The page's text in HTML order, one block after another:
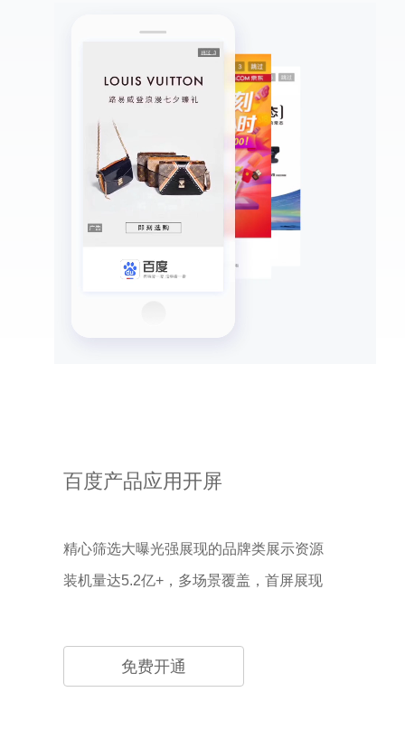
百度产品应用开屏
精心筛选大曝光强展现的品牌类展示资源
装机量达5.2亿+，多场景覆盖，首屏展现
免费开通